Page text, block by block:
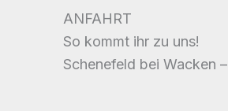
ANFAHRT
So kommt ihr zu uns!
Schenefeld bei Wacken –